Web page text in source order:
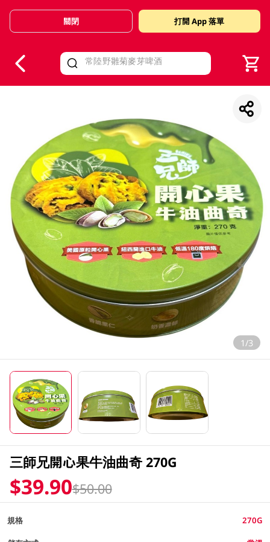
Valid Until 30 June 2026
關閉 打開 App 落單
1/3
三師兄開心果牛油曲奇 270G
$39.90$50.00
規格 270G